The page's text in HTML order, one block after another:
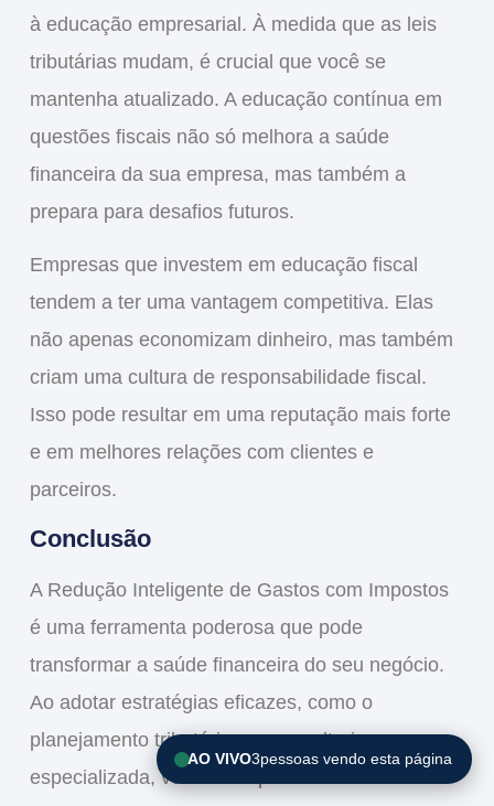
à educação empresarial . À medida que as leis
tributárias mudam, é crucial que você se
mantenha atualizado. A educação contínua em
questões fiscais não só melhora a saúde
financeira da sua empresa, mas também a
prepara para desafios futuros.
Empresas que investem em educação fiscal
tendem a ter uma vantagem competitiva. Elas
não apenas economizam dinheiro, mas também
criam uma cultura de responsabilidade fiscal .
Isso pode resultar em uma reputação mais forte
e em melhores relações com clientes e
parceiros.
Conclusão
A Redução Inteligente de Gastos com Impostos
é uma ferramenta poderosa que pode
transformar a saúde financeira do seu negócio.
Ao adotar estratégias eficazes, como o
planejamento tributárioe aconsultoria
especializada, você não apenas diminui sua
AO VIVO3pessoas vendo esta página